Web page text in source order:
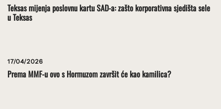
Teksas mijenja poslovnu kartu SAD-a: zašto korporativna sjedišta sele
u Teksas
17/04/2026
Prema MMF-u ovo s Hormuzom završit će kao kamilica?